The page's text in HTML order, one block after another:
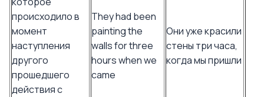
происходило в
момент
наступления
другого
прошедшего
действия с
They had been
painting the
walls for three
hours when we
came
Они уже красили
стены три часа,
когда мы пришли